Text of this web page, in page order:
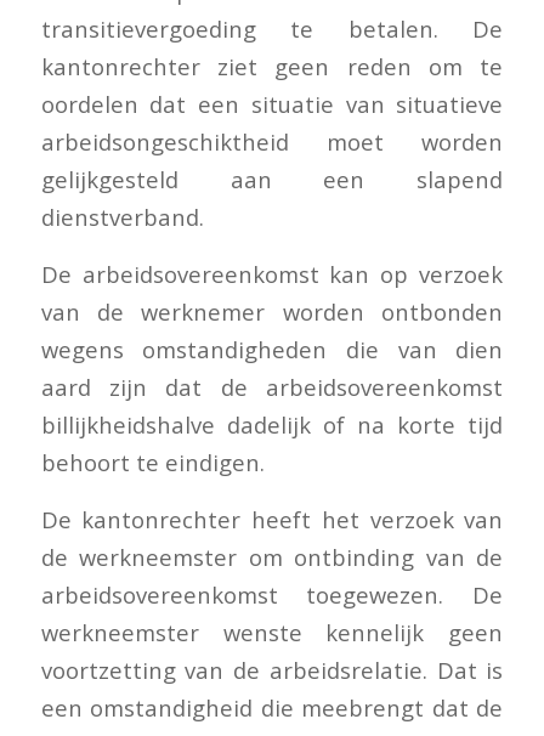
transitievergoeding te betalen. De
kantonrechter ziet geen reden om te
oordelen dat een situatie van situatieve
arbeidsongeschiktheid moet worden
gelijkgesteld aan een slapend
dienstverband.
De arbeidsovereenkomst kan op verzoek
van de werknemer worden ontbonden
wegens omstandigheden die van dien
aard zijn dat de arbeidsovereenkomst
billijkheidshalve dadelijk of na korte tijd
behoort te eindigen.
De kantonrechter heeft het verzoek van
de werkneemster om ontbinding van de
arbeidsovereenkomst toegewezen. De
werkneemster wenste kennelijk geen
voortzetting van de arbeidsrelatie. Dat is
een omstandigheid die meebrengt dat de